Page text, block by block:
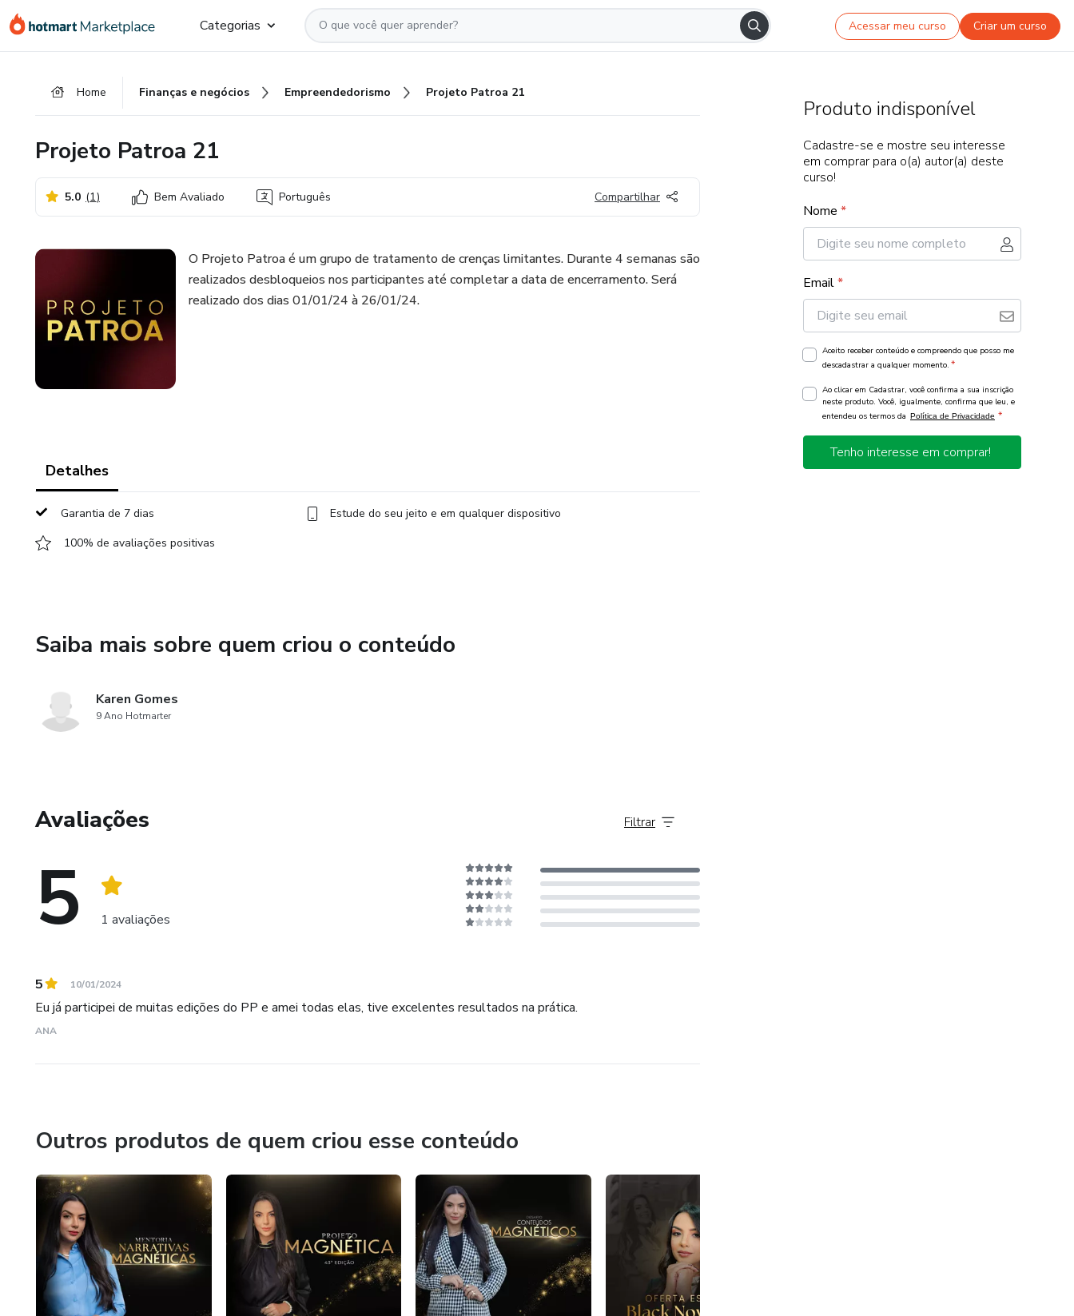
para
para
para
Categorias Acessar meu curso Criar um curso
Home Finanças e negócios Empreendedorismo Projeto Patroa 21
Projeto Patroa 21
5.0 (1) Bem Avaliado Português Compartilhar
O Projeto Patroa é um grupo de tratamento de crenças limitantes. Durante 4 semanas são
realizados desbloqueios nos participantes até completar a data de encerramento. Será
realizado dos dias 01/01/24 à 26/01/24.
Detalhes
Garantia de 7 dias
Estude do seu jeito e em qualquer dispositivo
100% de avaliações positivas
Saiba mais sobre quem criou o conteúdo
Karen Gomes
9 Ano Hotmarter
Avaliações
5 1 avaliações
Filtrar
5 10/01/2024
Eu já participei de muitas edições do PP e amei todas elas, tive excelentes resultados na prática.
ANA
Outros produtos de quem criou esse conteúdo
Produto indisponível
Cadastre-se e mostre seu interesse
em comprar para o(a) autor(a) deste
curso!
Nome *
Email*
Aceito receber conteúdo e compreendo que posso me
descadastrar a qualquer momento. *
Ao clicar em Cadastrar, você confirma a sua inscrição
neste produto. Você, igualmente, confirma que leu, e
entendeu os termos da Política de Privacidade *
Tenho interesse em comprar!